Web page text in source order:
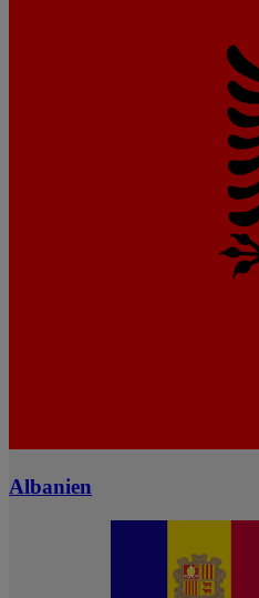
Albanien